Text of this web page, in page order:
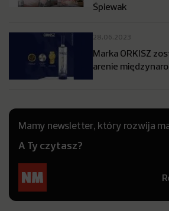
Śpiewak
28.06.2023
Marka ORKISZ
arenie
Mamy newsletter, który rozwija
A Ty czytasz?